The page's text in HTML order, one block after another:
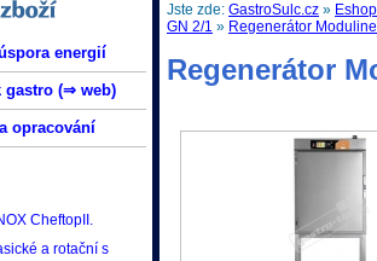
energií
gastro (⇒ web)
opracování
CheftopII.
a rotační s
Jste zde:GastroSulc.cz » Eshop
GN 2/1 » Regenerátor
Regenerátor